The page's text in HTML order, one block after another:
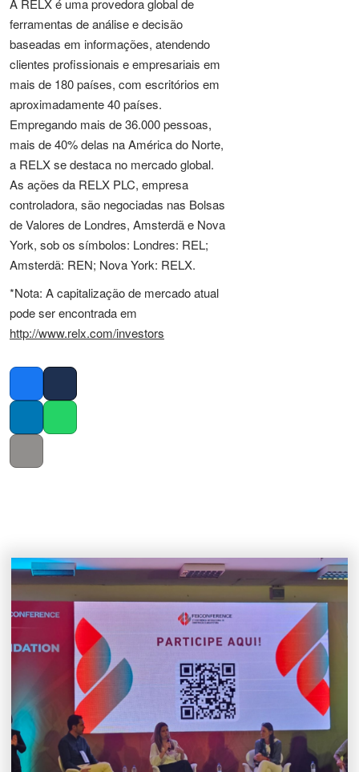
A RELX é uma provedora global de
ferramentas de análise e decisão
baseadas em informações, atendendo
clientes profissionais e empresariais em
mais de 180 países, com escritórios em
aproximadamente 40 países.
Empregando mais de 36.000 pessoas,
mais de 40% delas na América do Norte,
a RELX se destaca no mercado global.
As ações da RELX PLC, empresa
controladora, são negociadas nas Bolsas
de Valores de Londres, Amsterdã e Nova
York, sob os símbolos: Londres: REL;
Amsterdã: REN; Nova York: RELX.
*Nota: A capitalização de mercado atual
pode ser encontrada em
http://www.relx.com/investors
Facebook
Twitter
LinkedInWhatsapp
Copy link